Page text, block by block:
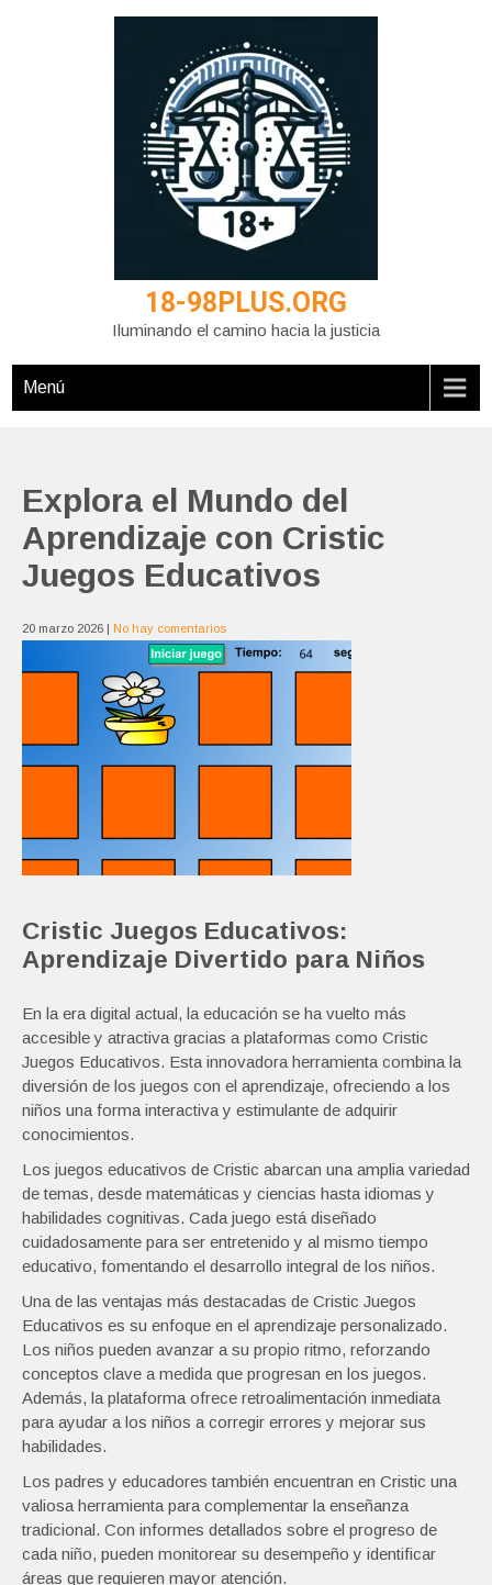
18-98PLUS.ORG
Iluminando el camino hacia la justicia
Menú
Explora el Mundo del
Aprendizaje con Cristic
Juegos Educativos
20 marzo 2026 | No hay comentarios
Cristic Juegos Educativos:
Aprendizaje Divertido para Niños
En la era digital actual, la educación se ha vuelto más
accesible y atractiva gracias a plataformas como Cristic
Juegos Educativos. Esta innovadora herramienta combina la
diversión de los juegos con el aprendizaje, ofreciendo a los
niños una forma interactiva y estimulante de adquirir
conocimientos.
Los juegos educativos de Cristic abarcan una amplia variedad
de temas, desde matemáticas y ciencias hasta idiomas y
habilidades cognitivas. Cada juego está diseñado
cuidadosamente para ser entretenido y al mismo tiempo
educativo, fomentando el desarrollo integral de los niños.
Una de las ventajas más destacadas de Cristic Juegos
Educativos es su enfoque en el aprendizaje personalizado.
Los niños pueden avanzar a su propio ritmo, reforzando
conceptos clave a medida que progresan en los juegos.
Además, la plataforma ofrece retroalimentación inmediata
para ayudar a los niños a corregir errores y mejorar sus
habilidades.
Los padres y educadores también encuentran en Cristic una
valiosa herramienta para complementar la enseñanza
tradicional. Con informes detallados sobre el progreso de
cada niño, pueden monitorear su desempeño y identificar
áreas que requieren mayor atención.